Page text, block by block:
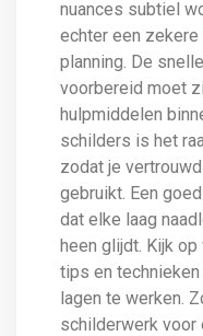
nuances subtiel
echter een zekere
planning. De
voorbereid moet
hulpmiddelen
schilders is het
zodat je
gebruikt. Een
dat elke laag
heen glijdt. Kijk
tips en
lagen te werken.
schilderwerk voor